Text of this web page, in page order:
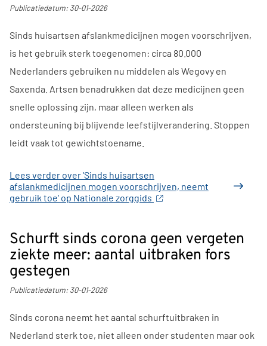
Publicatiedatum: 30-01-2026
Sinds huisartsen afslankmedicijnen mogen voorschrijven,
is het gebruik sterk toegenomen: circa 80.000
Nederlanders gebruiken nu middelen als Wegovy en
Saxenda. Artsen benadrukken dat deze medicijnen geen
snelle oplossing zijn, maar alleen werken als
ondersteuning bij blijvende leefstijlverandering. Stoppen
leidt vaak tot gewichtstoename.
Lees verder over 'Sinds huisartsen
afslankmedicijnen mogen voorschrijven, neemt
gebruik toe' op Nationale zorggids
Schurft sinds corona geen vergeten
ziekte meer: aantal uitbraken fors
gestegen
Publicatiedatum: 30-01-2026
Sinds corona neemt het aantal schurftuitbraken in
Nederland sterk toe, niet alleen onder studenten maar ook